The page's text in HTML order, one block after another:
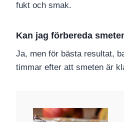
fukt och smak.
Kan jag förbereda
Ja, men för bästa resultat,
timmar efter att smeten är